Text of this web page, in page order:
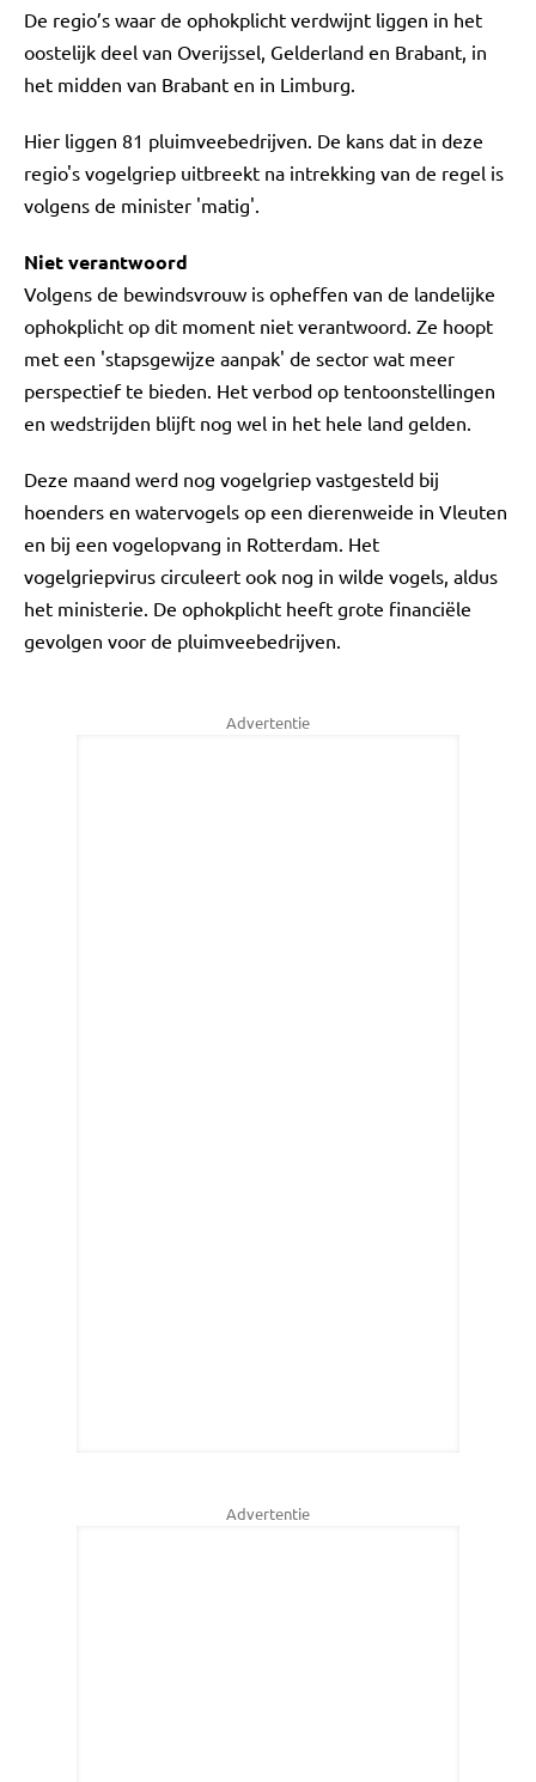
De regio’s waar de ophokplicht verdwijnt liggen in het
oostelijk deel van Overijssel, Gelderland en Brabant, in
het midden van Brabant en in Limburg.
Hier liggen 81 pluimveebedrijven. De kans dat in deze
regio's vogelgriep uitbreekt na intrekking van de regel is
volgens de minister 'matig'.
Niet verantwoord
Volgens de bewindsvrouw is opheffen van de landelijke
ophokplicht op dit moment niet verantwoord. Ze hoopt
met een 'stapsgewijze aanpak' de sector wat meer
perspectief te bieden. Het verbod op tentoonstellingen
en wedstrijden blijft nog wel in het hele land gelden.
Deze maand werd nog vogelgriep vastgesteld bij
hoenders en watervogels op een dierenweide in Vleuten
en bij een vogelopvang in Rotterdam. Het
vogelgriepvirus circuleert ook nog in wilde vogels, aldus
het ministerie. De ophokplicht heeft grote financiële
gevolgen voor de pluimveebedrijven.
Advertentie
Advertentie